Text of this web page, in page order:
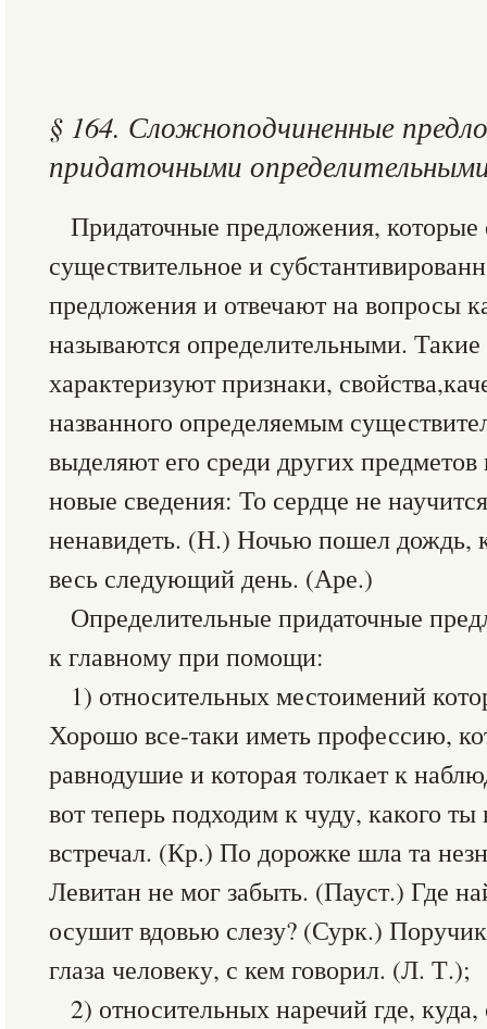
§ 164. Сложноподчиненные
придаточными
Придаточные предложения, которые
существительное и
предложения и отвечают на вопросы
называются определительными.
характеризуют признаки,
названного определяемым
выделяют его среди других
новые сведения: То сердце не
ненавидеть. (Н.) Ночью пошел дождь,
весь следующий день. (Аре.)
Определительные придаточные
к главному при помощи:
1) относительных местоимений
Хорошо все-таки иметь профессию,
равнодушие и которая толкает к
вот теперь подходим к чуду, какого
встречал. (Кр.) По дорожке шла та
Левитан не мог забыть. (Пауст.) Где
осушит вдовью слезу? (Сурк.)
глаза человеку, с кем говорил. (Л. Т.);
2) относительных наречий где, куда,